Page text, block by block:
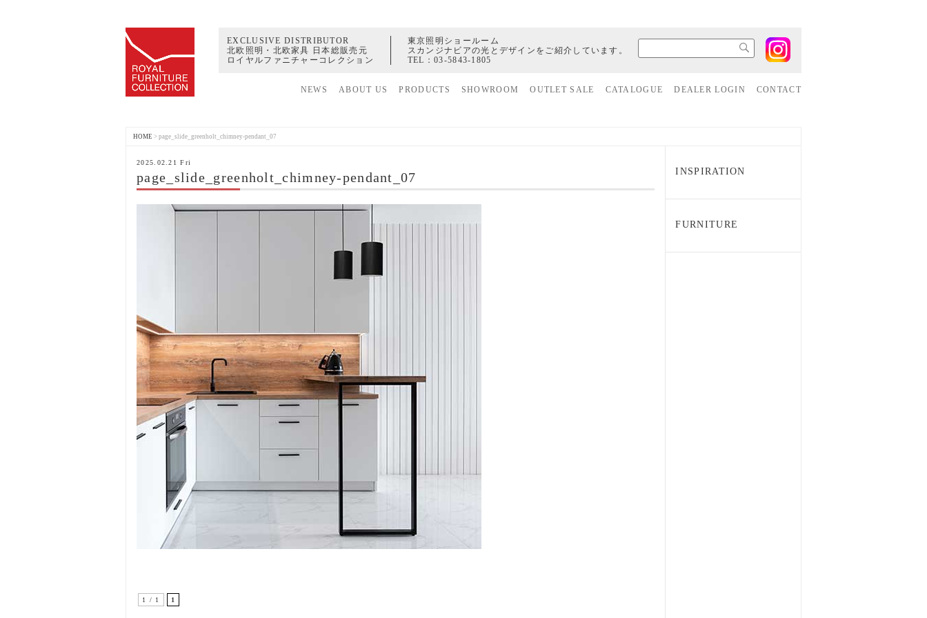
EXCLUSIVE DISTRIBUTOR
北欧照明・北欧家具 日本総販売元
ロイヤルファニチャーコレクション
東京照明ショールーム
スカンジナビアの光とデザインをご紹介しています。
TEL：03-5843-1805
NEWS ABOUT US PRODUCTS SHOWROOM OUTLET SALE CATALOGUE DEALER LOGIN CONTACT
HOME > page_slide_greenholt_chimney-pendant_07
2025.02.21 Fri
page_slide_greenholt_chimney-pendant_07
1 / 1 1
INSPIRATION
FURNITURE